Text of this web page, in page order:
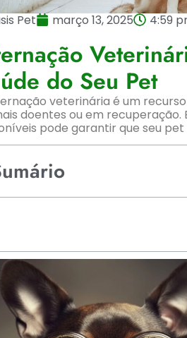
Pet março 13, 2025 4:59
do Seu Pet
veterinária é um
doentes ou em
pode garantir que seu